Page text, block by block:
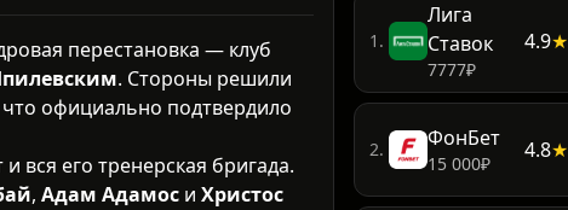
перестановка — клуб
. Стороны решили
официально подтвердило
вся его тренерская бригада.
, Адам Адамос и Христос
1.
Лига
Ставок
7777₽
4.9★
2. ФонБет
15 000₽
4.8★